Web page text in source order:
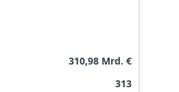
310,98 Mrd. €
313